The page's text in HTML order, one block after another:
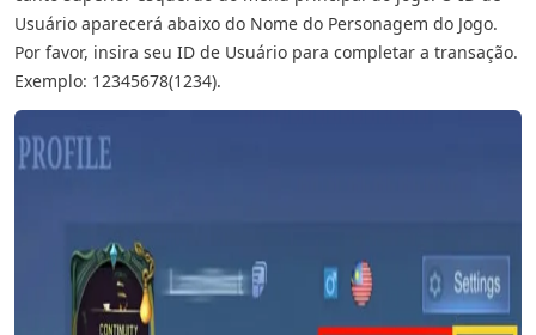
Usuário aparecerá abaixo do Nome do Personagem do Jogo.
Por favor, insira seu ID de Usuário para completar a transação.
Exemplo: 12345678(1234).